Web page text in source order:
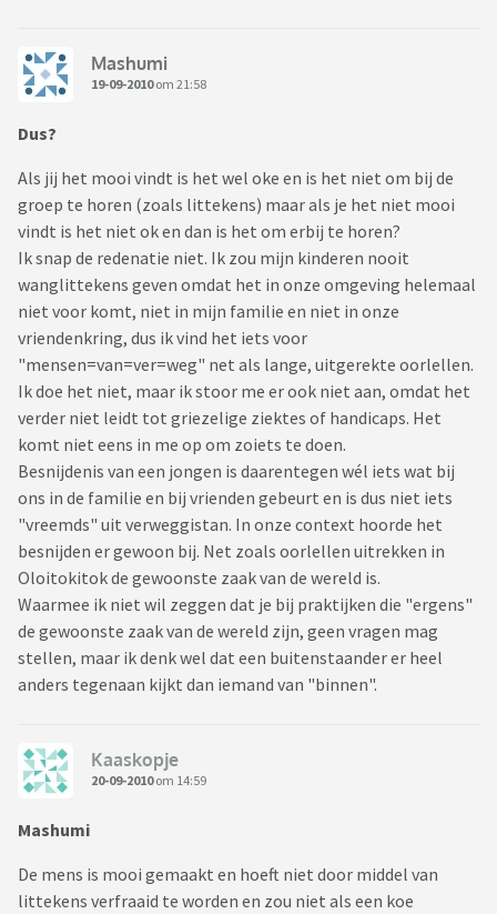
Mashumi
19-09-2010om 21:58
Dus?
Als jij het mooi vindt is het wel oke en is het niet om bij de
groep te horen (zoals littekens) maar als je het niet mooi
vindt is het niet ok en dan is het om erbij te horen?
Ik snap de redenatie niet. Ik zou mijn kinderen nooit
wanglittekens geven omdat het in onze omgeving helemaal
niet voor komt, niet in mijn familie en niet in onze
vriendenkring, dus ik vind het iets voor
"mensen=van=ver=weg" net als lange, uitgerekte oorlellen.
Ik doe het niet, maar ik stoor me er ook niet aan, omdat het
verder niet leidt tot griezelige ziektes of handicaps. Het
komt niet eens in me op om zoiets te doen.
Besnijdenis van een jongen is daarentegen wél iets wat bij
ons in de familie en bij vrienden gebeurt en is dus niet iets
"vreemds" uit verweggistan. In onze context hoorde het
besnijden er gewoon bij. Net zoals oorlellen uitrekken in
Oloitokitok de gewoonste zaak van de wereld is.
Waarmee ik niet wil zeggen dat je bij praktijken die "ergens"
de gewoonste zaak van de wereld zijn, geen vragen mag
stellen, maar ik denk wel dat een buitenstaander er heel
anders tegenaan kijkt dan iemand van "binnen".
Kaaskopje
20-09-2010om 14:59
Mashumi
De mens is mooi gemaakt en hoeft niet door middel van
littekens verfraaid te worden en zou niet als een koe